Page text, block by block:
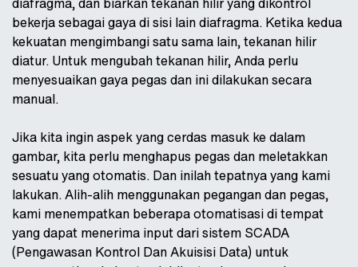
bekerja sebagai gaya di sisi lain diafragma. Ketika kedua
kekuatan mengimbangi satu sama lain, tekanan hilir
diatur. Untuk mengubah tekanan hilir, Anda perlu
menyesuaikan gaya pegas dan ini dilakukan secara
manual.
Jika kita ingin aspek yang cerdas masuk ke dalam
gambar, kita perlu menghapus pegas dan meletakkan
sesuatu yang otomatis. Dan inilah tepatnya yang kami
lakukan. Alih-alih menggunakan pegangan dan pegas,
kami menempatkan beberapa otomatisasi di tempat
yang dapat menerima input dari sistem SCADA
(Pengawasan Kontrol Dan Akuisisi Data) untuk